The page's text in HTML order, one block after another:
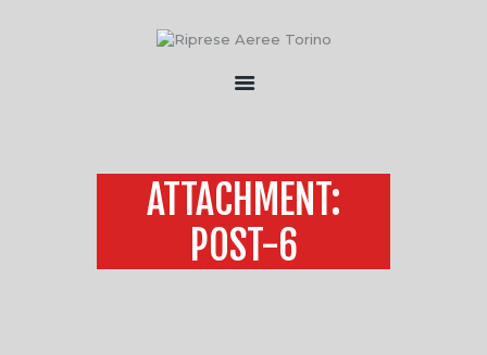
ATTACHMENT:
POST-6
SERVIZI
FLOTTA